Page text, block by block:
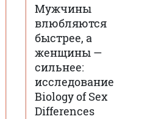
Мужчины
влюбляются
быстрее, а
женщины —
сильнее:
исследование
Biology of Sex
Differences